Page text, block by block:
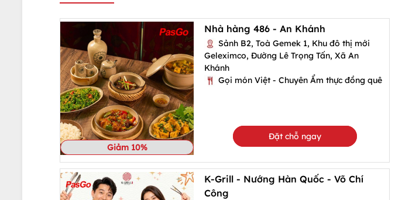
Giảm 10%
Nhà hàng 486 - An Khánh
Sảnh B2, Toà Gemek 1, Khu đô thị mới
Geleximco, Đường Lê Trọng Tấn, Xã An
Khánh
Gọi món Việt - Chuyên Ẩm thực đồng quê
Đặt chỗ ngay
K-Grill - Nướng Hàn Quốc - Võ Chí
Công